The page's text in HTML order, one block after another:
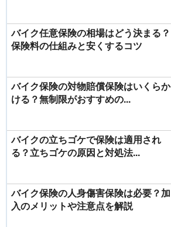
バイク任意保険の相場はどう決まる？
保険料の仕組みと安くするコツ
バイク保険の対物賠償保険はいくらか
ける？無制限がおすすめの...
バイクの立ちゴケで保険は適用され
る？立ちゴケの原因と対処法...
バイク保険の人身傷害保険は必要？加
入のメリットや注意点を解説